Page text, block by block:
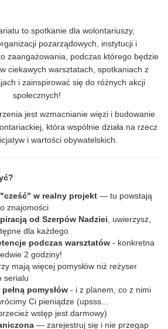
to spotkanie dla wolontariuszy,
pozarządowych, instytucji i
zaangażowania, podczas którego będzie
ciekawych warsztatach, spotkaniach z
i zainspirować się do różnych akcji
społecznych!
jest wzmacnianie więzi i budowanie
która wspólnie działa na rzecz
i wartości obywatelskich.
w realny projekt — tu powstają
znajomości
od Szerpów Nadziei , uwierzysz,
dla każdego
podczas warsztatów - konkretna
2 godziny!
mają więcej pomysłów niż reżyser
serialu
pomysłów - i z planem, co z nimi
Ci pieniądze (upsss…
wstęp jest darmowy)
— zarejestruj się i nie przegap